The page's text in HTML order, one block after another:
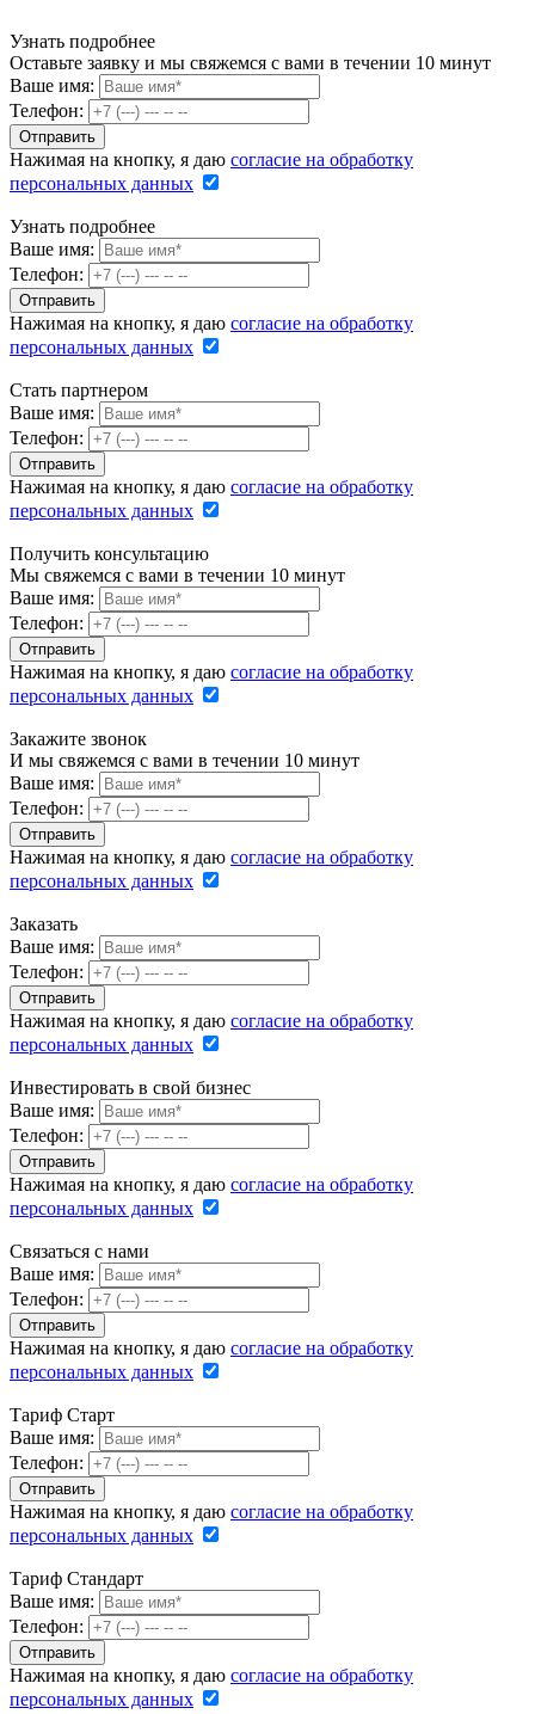
Узнать подробнее
Оставьте заявку и мы свяжемся с вами в течении 10 минут
Ваше имя:
Телефон:
Нажимая на кнопку, я даю согласие на обработку
персональных данных
Узнать подробнее
Ваше имя:
Телефон:
Нажимая на кнопку, я даю согласие на обработку
персональных данных
Стать партнером
Ваше имя:
Телефон:
Нажимая на кнопку, я даю согласие на обработку
персональных данных
Получить консультацию
Мы свяжемся с вами в течении 10 минут
Ваше имя:
Телефон:
Нажимая на кнопку, я даю согласие на обработку
персональных данных
Закажите звонок
И мы свяжемся с вами в течении 10 минут
Ваше имя:
Телефон:
Нажимая на кнопку, я даю согласие на обработку
персональных данных
Заказать
Ваше имя:
Телефон:
Нажимая на кнопку, я даю согласие на обработку
персональных данных
Инвестировать в свой бизнес
Ваше имя:
Телефон:
Нажимая на кнопку, я даю согласие на обработку
персональных данных
Связаться с нами
Ваше имя:
Телефон:
Нажимая на кнопку, я даю согласие на обработку
персональных данных
Тариф Старт
Ваше имя:
Телефон:
Нажимая на кнопку, я даю согласие на обработку
персональных данных
Тариф Стандарт
Ваше имя:
Телефон:
Нажимая на кнопку, я даю согласие на обработку
персональных данных